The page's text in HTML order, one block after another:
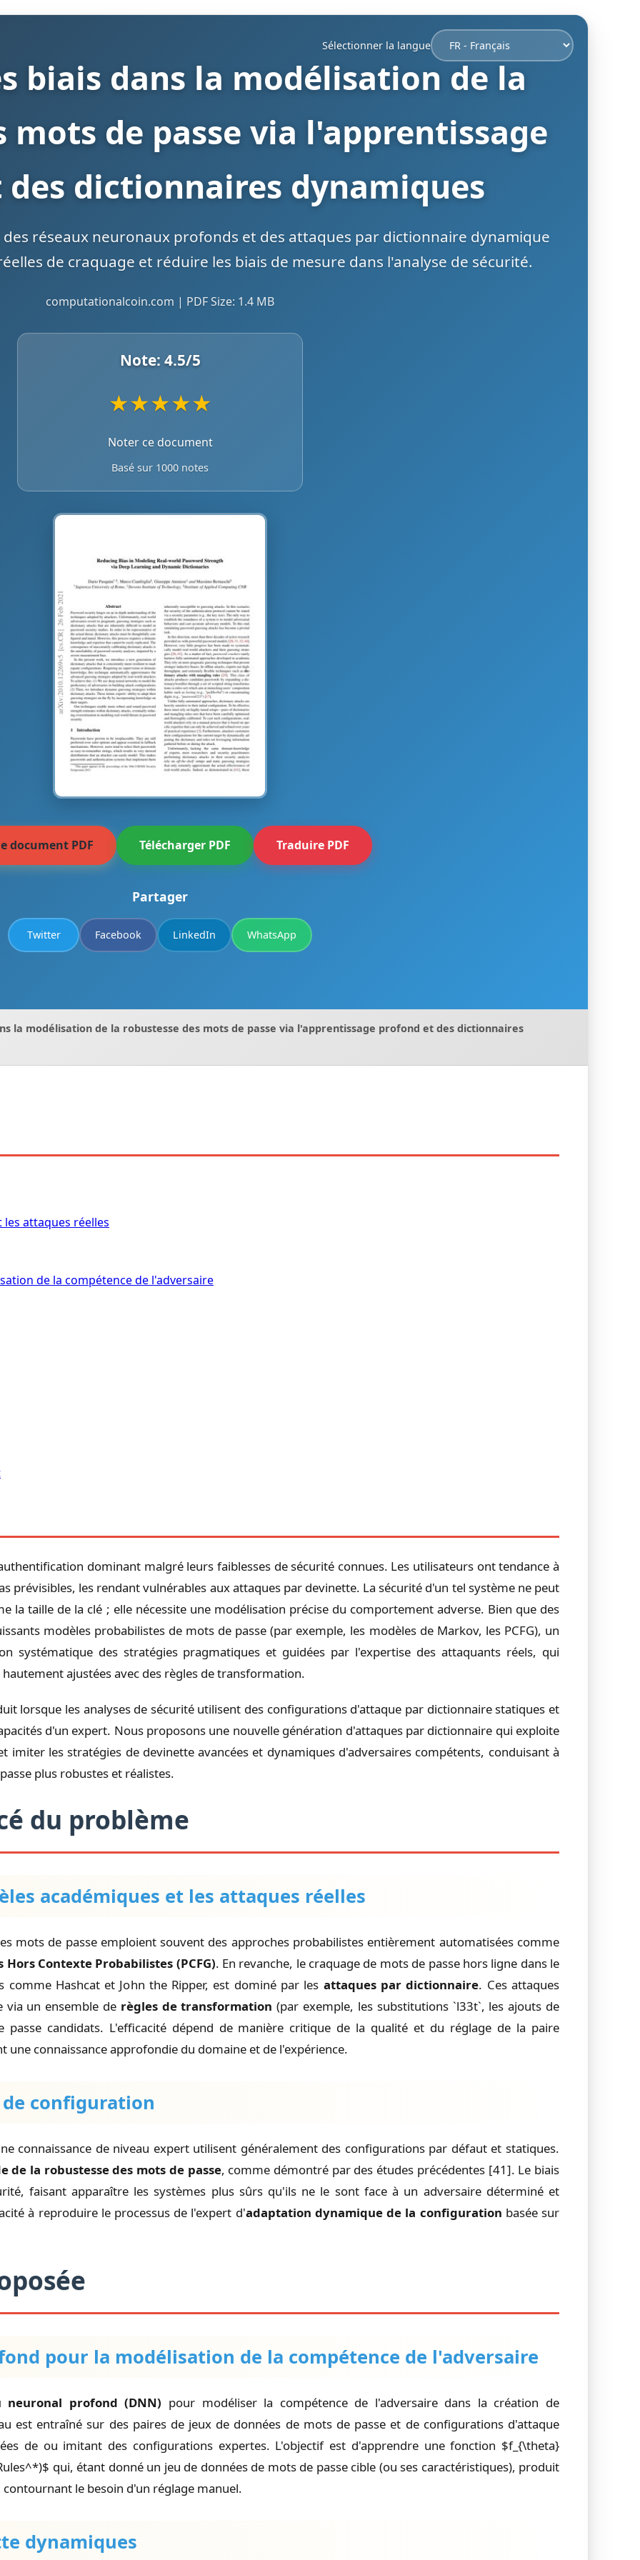
Sélectionner la langue
biais dans la modélisation de la
mots de passe via l'apprentissage
dictionnaires dynamiques
réseaux neuronaux profonds et des attaques par dictionnaire dynamique
de craquage et réduire les biais de mesure dans l'analyse de sécurité.
computationalcoin.com | PDF Size: 1.4 MB
Note: 4.5/5
★★★★★
Noter ce document
Basé sur 1000 notes
document PDF Télécharger PDF Traduire PDF
Partager
Twitter Facebook LinkedIn WhatsApp
la modélisation de la robustesse des mots de passe via l'apprentissage profond et des dictionnaires
les attaques réelles
de la compétence de l'adversaire
dominant malgré leurs faiblesses de sécurité connues. Les utilisateurs ont tendance à
prévisibles, les rendant vulnérables aux attaques par devinette. La sécurité d'un tel système ne peut
la taille de la clé ; elle nécessite une modélisation précise du comportement adverse. Bien que des
modèles probabilistes de mots de passe (par exemple, les modèles de Markov, les PCFG), un
systématique des stratégies pragmatiques et guidées par l'expertise des attaquants réels, qui
ajustées avec des règles de transformation.
lorsque les analyses de sécurité utilisent des configurations d'attaque par dictionnaire statiques et
d'un expert. Nous proposons une nouvelle génération d'attaques par dictionnaire qui exploite
les stratégies de devinette avancées et dynamiques d'adversaires compétents, conduisant à
plus robustes et réalistes.
du problème
académiques et les attaques réelles
mots de passe emploient souvent des approches probabilistes entièrement automatisées comme
Hors Contexte Probabilistes (PCFG). En revanche, le craquage de mots de passe hors ligne dans le
Hashcat et John the Ripper, est dominé par les attaques par dictionnaire. Ces attaques
via un ensemble de règles de transformation (par exemple, les substitutions `l33t`, les ajouts de
candidats. L'efficacité dépend de manière critique de la qualité et du réglage de la paire
une connaissance approfondie du domaine et de l'expérience.
configuration
connaissance de niveau expert utilisent généralement des configurations par défaut et statiques.
de la robustesse des mots de passe, comme démontré par des études précédentes [41]. Le biais
faisant apparaître les systèmes plus sûrs qu'ils ne le sont face à un adversaire déterminé et
à reproduire le processus de l'expert d'adaptation dynamique de la configuration basée sur
pour la modélisation de la compétence de l'adversaire
neuronal profond (DNN) pour modéliser la compétence de l'adversaire dans la création de
est entraîné sur des paires de jeux de données de mots de passe et de configurations d'attaque
de ou imitant des configurations expertes. L'objectif est d'apprendre une fonction $f_{\theta}
qui, étant donné un jeu de données de mots de passe cible (ou ses caractéristiques), produit
le besoin d'un réglage manuel.
dynamiques